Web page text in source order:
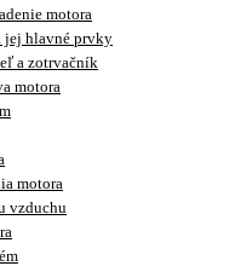
motora
jej hlavné prvky
a zotrvačník
motora
motora
vzduchu